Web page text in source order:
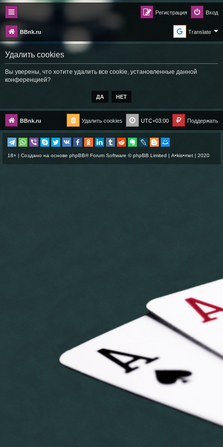
Вход
Регистрация
BBnk.ru Translate
Удалить cookies
Вы уверены, что хотите удалить все cookie, установленные данной
конференцией?
BBnk.ru Поддержать
UTC+03:00
Удалить cookies
18+ | Создано на основе phpBB® Forum Software © phpBB Limited | A•kis•met | 2020